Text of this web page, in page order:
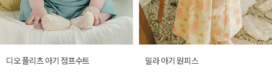
디오 플리츠 아기 점프수트 밀라 아기 원피스